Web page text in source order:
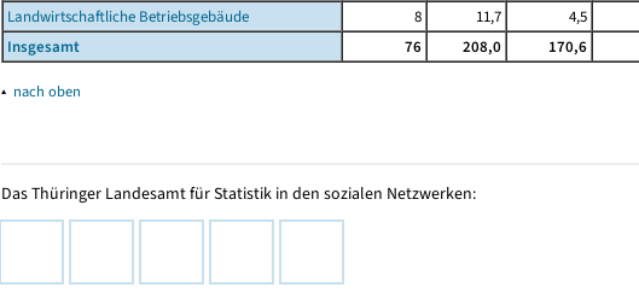
Landwirtschaftliche Betriebsgebäude
8 11,7 4,5
Insgesamt
76 208,0 170,6
▴ nach oben
Das Thüringer Landesamt für Statistik in den sozialen Netzwerken: